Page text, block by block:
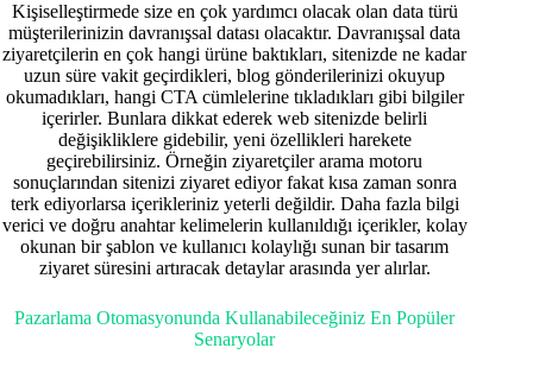
Kişiselleştirmede size en çok yardımcı olacak olan data türü
müşterilerinizin davranışsal datası olacaktır. Davranışsal data
ziyaretçilerin en çok hangi ürüne baktıkları, sitenizde ne kadar
uzun süre vakit geçirdikleri, blog gönderilerinizi okuyup
okumadıkları, hangi CTA cümlelerine tıkladıkları gibi bilgiler
içerirler. Bunlara dikkat ederek web sitenizde belirli
değişikliklere gidebilir, yeni özellikleri harekete
geçirebilirsiniz. Örneğin ziyaretçiler arama motoru
sonuçlarından sitenizi ziyaret ediyor fakat kısa zaman sonra
terk ediyorlarsa içerikleriniz yeterli değildir. Daha fazla bilgi
verici ve doğru anahtar kelimelerin kullanıldığı içerikler, kolay
okunan bir şablon ve kullanıcı kolaylığı sunan bir tasarım
ziyaret süresini artıracak detaylar arasında yer alırlar.
Pazarlama Otomasyonunda Kullanabileceğiniz En Popüler
Senaryolar